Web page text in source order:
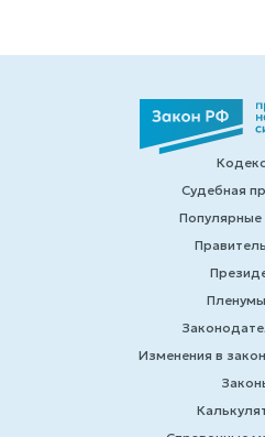
Судебная
Популярные
Изменения в